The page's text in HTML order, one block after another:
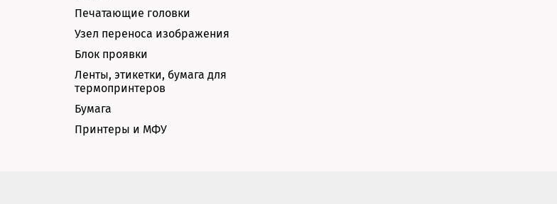
Печатающие головки
Узел переноса изображения
Блок проявки
Ленты, этикетки, бумага для
термопринтеров
Бумага
Принтеры и МФУ